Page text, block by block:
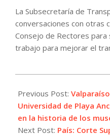
La Subsecretaría de
conversaciones con otras
Consejo de Rectores
trabajo para mejorar el
06-
13
Previous Post:
Universidad de Playa
en la historia de los
Next Post: País: Corte